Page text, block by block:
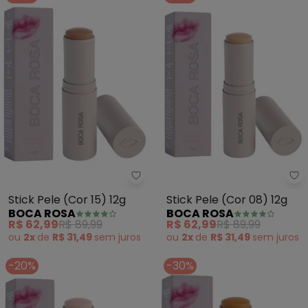
Boca Rosa - Stick Pele (Cor 15)
Stick Pele (Cor 15) 12g
BOCA ROSA
R$ 62,99R$ 89,99
ou 2x de R$ 31,49 sem juros
Stick Pele (Cor 08) 12g
BOCA ROSA
R$ 62,99R$ 89,99
ou 2x de R$ 31,49 sem juros
-20% -30%